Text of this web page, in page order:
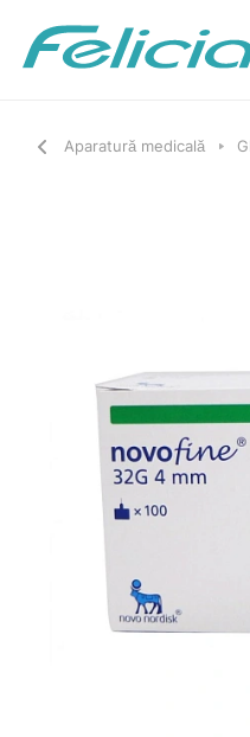
Aparatură medicală